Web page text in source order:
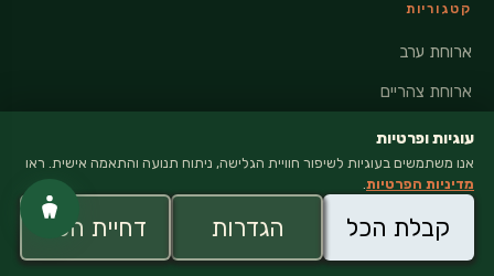
קטגוריות
ארוחת ערב
ארוחת צהריים
ארוחה משפחתית
קינוח
עוגיות ופרטיות
אנו משתמשים בעוגיות לשיפור חוויית הגלישה, ניתוח תנועה והתאמה אישית. ראו
מדיניות הפרטיות.
קבלת הכל הגדרות דחיית הכל